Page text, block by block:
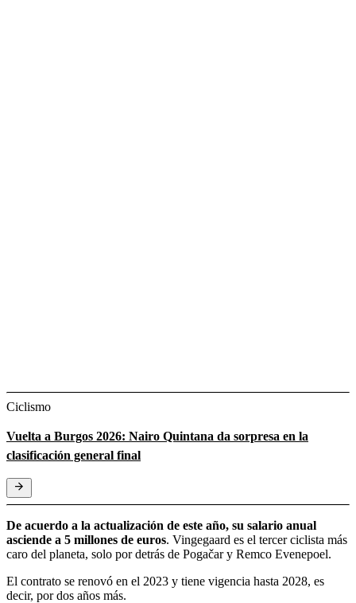
Ciclismo
Vuelta a Burgos 2026: Nairo Quintana da sorpresa en la
clasificación general final
De acuerdo a la actualización de este año, su salario anual
asciende a 5 millones de euros. Vingegaard es el tercer ciclista más
caro del planeta, solo por detrás de Pogačar y Remco Evenepoel.
El contrato se renovó en el 2023 y tiene vigencia hasta 2028, es
decir, por dos años más.